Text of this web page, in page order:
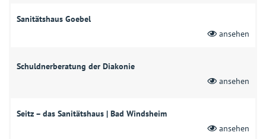
Sanitätshaus Goebel
ansehen
Schuldnerberatung der Diakonie
ansehen
Seitz – das Sanitätshaus | Bad Windsheim
ansehen